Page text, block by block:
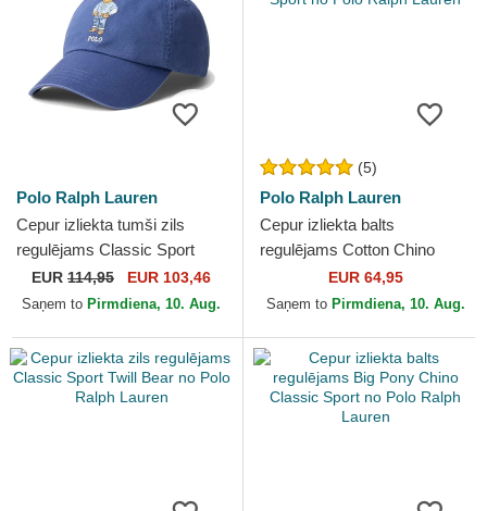
Polo Ralph Lauren
Cepur izliekta tumši zils
regulējams Classic Sport
Twill Bear no Polo Ralph
Lauren
EUR 114,95 EUR 103,46
Saņem to Pirmdiena, 10. Aug.
(5)
Polo Ralph Lauren
Cepur izliekta balts
regulējams Cotton Chino
Classic Sport no Polo Ralph
Lauren
EUR 64,95
Saņem to Pirmdiena, 10. Aug.